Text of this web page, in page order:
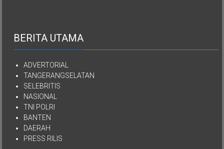
BERITA UTAMA
ADVERTORIAL
TANGERANGSELATAN
SELEBRITIS
NASIONAL
TNI POLRI
BANTEN
DAERAH
PRESS RILIS